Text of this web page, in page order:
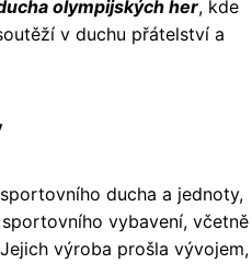
olympijských her, kde
v duchu přátelství a
ducha a jednoty,
vybavení, včetně
výroba prošla vývojem,